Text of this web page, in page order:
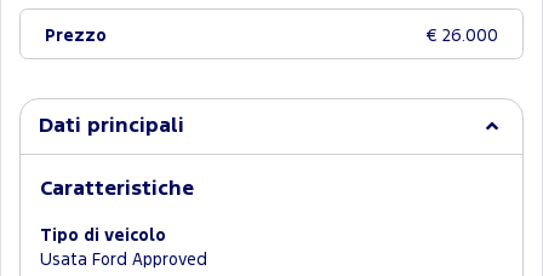
Prezzo € 26.000
Dati principali
Caratteristiche
Tipo di veicolo
Usata Ford Approved